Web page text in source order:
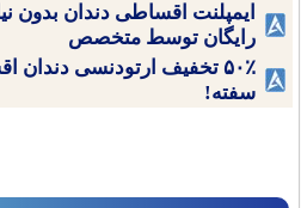
ایمپلنت اقساطی دندان بدون
رایگان توسط متخصص
۵۰٪ تخفیف ارتودنسی دندان
سفته!